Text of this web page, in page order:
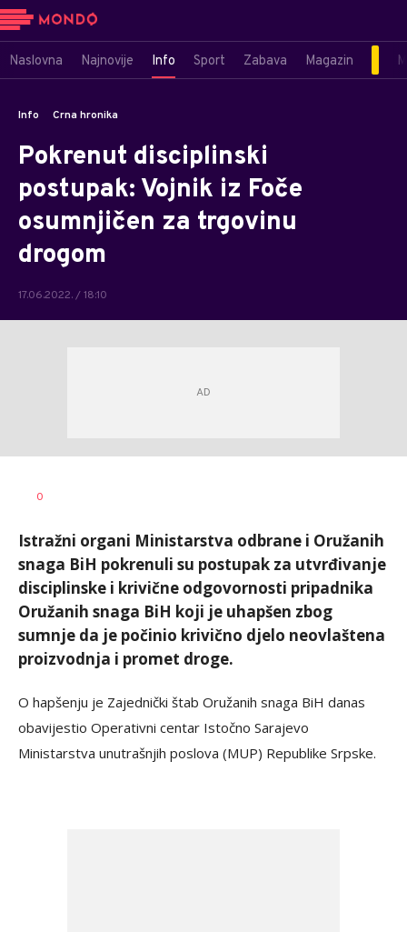
Naslovna Najnovije Info Sport Zabava Magazin
Info Crna hronika
Pokrenut disciplinski
postupak: Vojnik iz Foče
osumnjičen za trgovinu
drogom
17.06.2022. / 18:10
AUTOR
0
Istražni organi Ministarstva odbrane i Oružanih
snaga BiH pokrenuli su postupak za utvrđivanje
disciplinske i krivične odgovornosti pripadnika
Oružanih snaga BiH koji je uhapšen zbog
sumnje da je počinio krivično djelo neovlaštena
proizvodnja i promet droge.
O hapšenju je Zajednički štab Oružanih snaga BiH danas
obavijestio Operativni centar Istočno Sarajevo
Ministarstva unutrašnjih poslova (MUP) Republike Srpske.